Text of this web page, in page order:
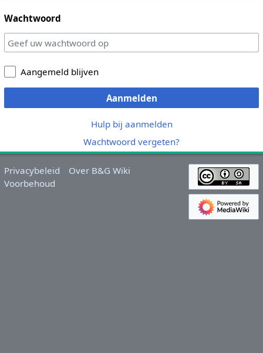
Wachtwoord
Aangemeld blijven
Aanmelden
Hulp bij aanmelden
Wachtwoord vergeten?
Privacybeleid
Over B&G Wiki
Voorbehoud